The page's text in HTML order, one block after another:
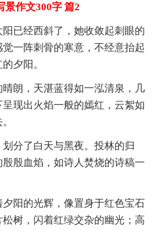
景作文300字 篇2
已经西斜了，她收敛起刺眼的
一阵刺骨的寒意，不经意抬起
夕阳。
朗，天湛蓝得如一泓清泉，几
现出火焰一般的嫣红，云絮如
分了白天与黑夜。投林的归
殷血焰，如诗人焚烧的诗稿一
阳的光辉，像置身于红色宝石
树，闪着红绿交杂的幽光；高